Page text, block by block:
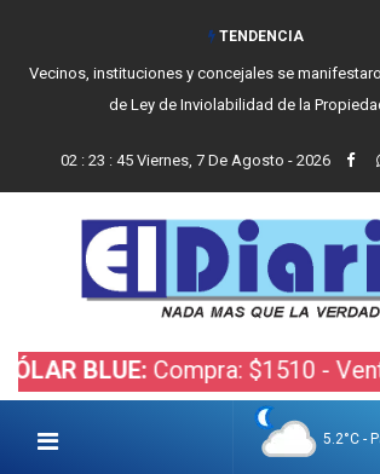
TENDENCIA
Vecinos, instituciones y concejales se
de Ley de Inviolabilidad de la
02: 23 : 45 Viernes, 7 De Agosto - 2026
BLUE: Compra: $1510 - Venta:
5.2°C -